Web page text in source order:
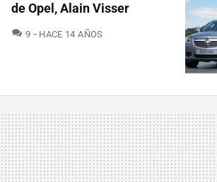
de Opel, Alain Visser
9 COMENTARIOS
HACE 14 AÑOS